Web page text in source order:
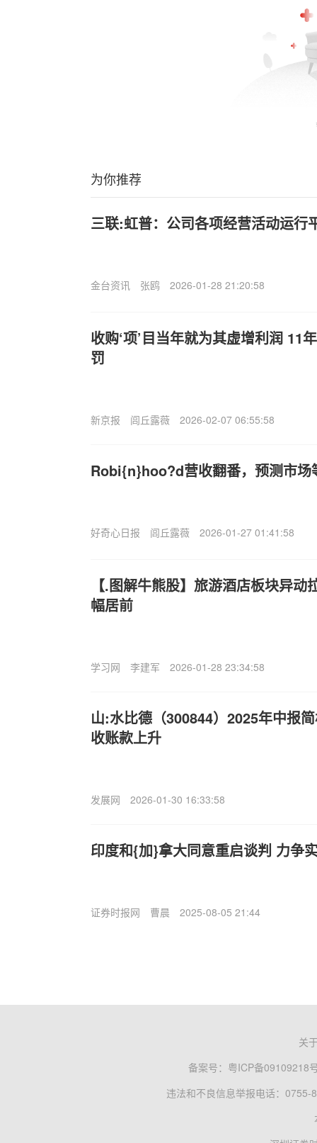
为你推荐
三联:虹普：公司各项经营活动运行
金台资讯 张鸥 2026-01-28 21:20:58
收购‘项’目当年就为其虚增利润 11
罚
新京报 闾丘露薇 2026-02-07 06:55:58
Robi{n}hoo?d营收翻番，预测市场
好奇心日报 闾丘露薇 2026-01-27 01:41:58
【.图解牛熊股】旅游酒店板块异
幅居前
学习网 李建军 2026-01-28 23:34:58
山:水比德（300844）2025年中报
收账款上升
发展网 2026-01-30 16:33:58
印度和{加}拿大同意重启谈判 力争
证券时报网 曹晨 2025-08-05 21:44
关
备案号： 粤ICP备09109218
违法和不良信息举报电话：0755-